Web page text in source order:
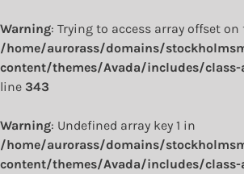
Warning: Trying to access array offset on
/home/aurorass/domains/
content/themes/Avada/includes/class-
line 343
Warning: Undefined array key 1 in
/home/aurorass/domains/
content/themes/Avada/includes/class-